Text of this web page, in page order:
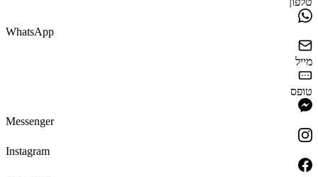
WhatsApp
מייל
טופס
Messenger
Instagram